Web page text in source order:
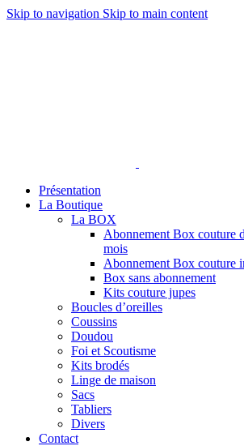
Skip to navigation Skip to main content
Présentation
La Boutique
La BOX
Abonnement Box couture
mois
Abonnement Box couture
Box sans abonnement
Kits couture jupes
Boucles d’oreilles
Coussins
Doudou
Foi et Scoutisme
Kits brodés
Linge de maison
Sacs
Tabliers
Divers
Contact